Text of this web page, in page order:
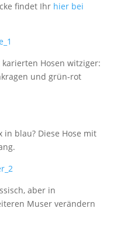
findet Ihr hier bei
karierten Hosen witziger:
und grün-rot
blau? Diese Hose mit
aber in
Muser verändern